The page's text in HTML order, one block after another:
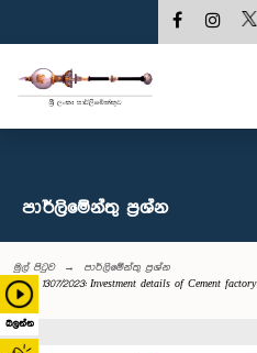
බලන්න
පාර්ලි‌මේන්තු‌ ප්‍රශ්න
මුල් පිටුව
පාර්ලි‌මේන්තු‌ ප්‍රශ්න
1307/2023: Investment details of Cement